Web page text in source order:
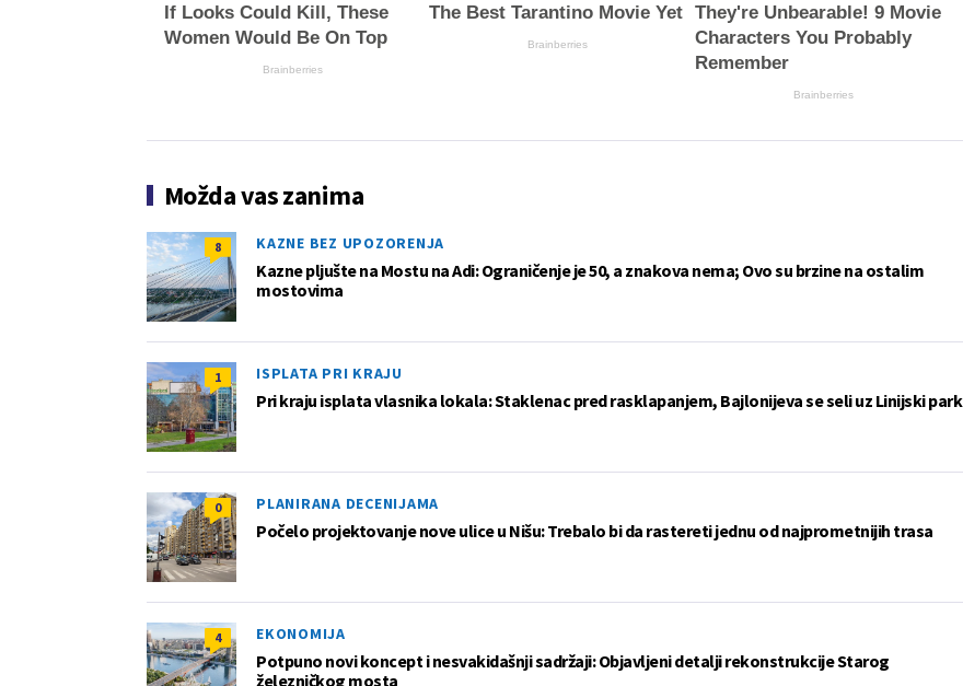
If Looks Could Kill, These
Women Would Be On Top
Brainberries
The Best Tarantino Movie Yet
Brainberries
They're Unbearable! 9 Movie
Characters You Probably
Remember
Brainberries
Možda vas zanima
8 KAZNE BEZ UPOZORENJA
Kazne pljušte na Mostu na Adi: Ograničenje je 50, a znakova nema; Ovo su brzine na ostalim
mostovima
1 ISPLATA PRI KRAJU
Pri kraju isplata vlasnika lokala: Staklenac pred rasklapanjem, Bajlonijeva se seli uz Linijski park
0 PLANIRANA DECENIJAMA
Počelo projektovanje nove ulice u Nišu: Trebalo bi da rastereti jednu od najprometnijih trasa
4 EKONOMIJA
Potpuno novi koncept i nesvakidašnji sadržaji: Objavljeni detalji rekonstrukcije Starog
železničkog mosta